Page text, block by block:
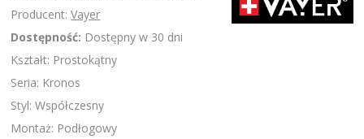
Producent:Vayer
Dostępność: Dostępny w 30 dni
Kształt: Prostokątny
Seria: Kronos
Styl: Współczesny
Montaż: Podłogowy